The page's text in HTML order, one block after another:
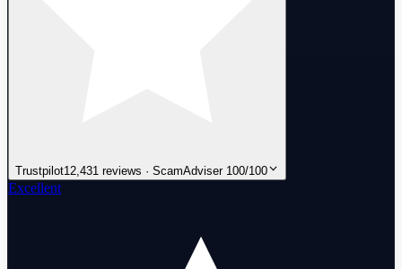
Trustpilot12,431 reviews · ScamAdviser 100/100
Excellent